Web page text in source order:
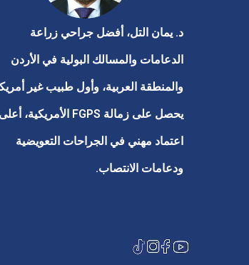
د. يمان التل، أفضل جراحي زراعة
الدعامات والمسالك البولية في الأردن
والمنطقة العربية، وأول طبيب غير
يحصل على زمالة FGPS الأمريكية، أعلى
اعتماد مهني في الجراحات التعويضية
ودعامات الانتصاب.